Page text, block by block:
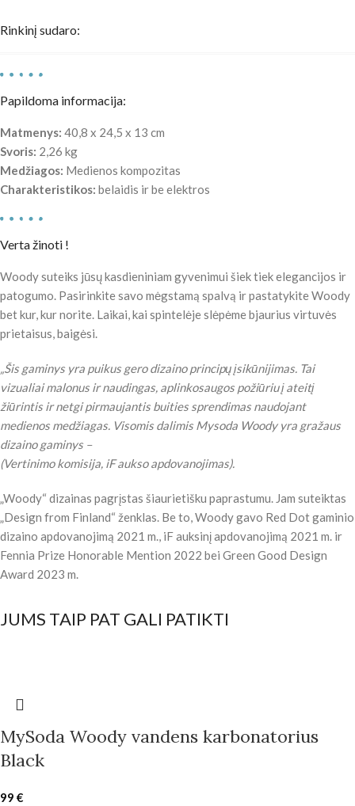
Rinkinį sudaro:
Papildoma informacija:
Matmenys: 40,8 x 24,5 x 13 cm
Svoris: 2,26 kg
Medžiagos: Medienos kompozitas
Charakteristikos: belaidis ir be elektros
Verta žinoti !
Woody suteiks jūsų kasdieniniam gyvenimui šiek tiek elegancijos ir
patogumo. Pasirinkite savo mėgstamą spalvą ir pastatykite Woody
bet kur, kur norite. Laikai, kai spintelėje slėpėme bjaurius virtuvės
prietaisus, baigėsi.
„Šis gaminys yra puikus gero dizaino principų įsikūnijimas. Tai
vizualiai malonus ir naudingas, aplinkosaugos požiūriu į ateitį
žiūrintis ir netgi pirmaujantis buities sprendimas naudojant
medienos medžiagas. Visomis dalimis Mysoda Woody yra gražaus
dizaino gaminys –
(Vertinimo komisija, iF aukso apdovanojimas).
„Woody“ dizainas pagrįstas šiaurietišku paprastumu. Jam suteiktas
„Design from Finland“ ženklas. Be to, Woody gavo Red Dot gaminio
dizaino apdovanojimą 2021 m., iF auksinį apdovanojimą 2021 m. ir
Fennia Prize Honorable Mention 2022 bei Green Good Design
Award 2023 m.
JUMS TAIP PAT GALI PATIKTI
MySoda Woody vandens karbonatorius
Black
99 €